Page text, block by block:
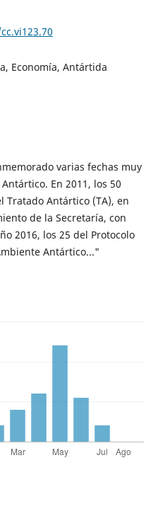
Economía, Antártida
varias fechas muy
En 2011, los 50
Tratado Antártico (TA), en
de la Secretaría, con
2016, los 25 del Protocolo
Antártico..."